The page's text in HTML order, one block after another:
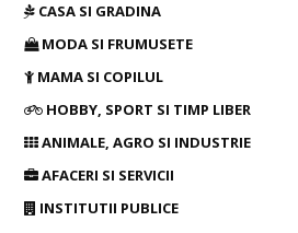
CASA SI GRADINA
MODA SI FRUMUSETE
MAMA SI COPILUL
HOBBY, SPORT SI TIMP LIBER
ANIMALE, AGRO SI INDUSTRIE
AFACERI SI SERVICII
INSTITUTII PUBLICE